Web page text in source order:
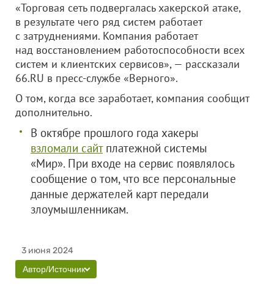
«Торговая сеть подвергалась хакерской атаке,
в результате чего ряд систем работает
с затруднениями. Компания работает
над восстановлением работоспособности всех
систем и клиентских сервисов», — рассказали
66.RU в пресс-службе «Верного».
О том, когда все заработает, компания сообщит
дополнительно.
В октябре прошлого года хакеры
взломали сайтплатежной системы
«Мир». При входе на сервис появлялось
сообщение о том, что все персональные
данные держателей карт передали
злоумышленникам.
3 июня 2024
Автор/Источник